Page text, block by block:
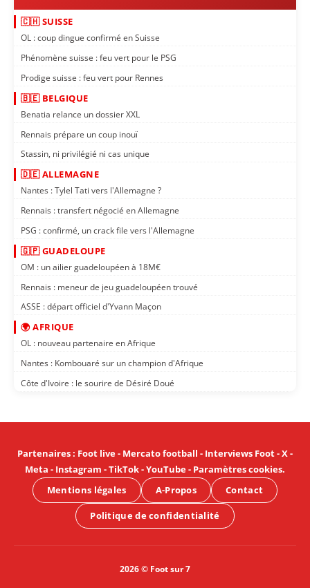
🇨🇭 SUISSE
OL : coup dingue confirmé en Suisse
Phénomène suisse : feu vert pour le PSG
Prodige suisse : feu vert pour Rennes
🇧🇪 BELGIQUE
Benatia relance un dossier XXL
Rennais prépare un coup inouï
Stassin, ni privilégié ni cas unique
🇩🇪 ALLEMAGNE
Nantes : Tylel Tati vers l'Allemagne ?
Rennais : transfert négocié en Allemagne
PSG : confirmé, un crack file vers l'Allemagne
🇬🇵 GUADELOUPE
OM : un ailier guadeloupéen à 18M€
Rennais : meneur de jeu guadeloupéen trouvé
ASSE : départ officiel d'Yvann Maçon
🌍 AFRIQUE
OL : nouveau partenaire en Afrique
Nantes : Kombouaré sur un champion d'Afrique
Côte d'Ivoire : le sourire de Désiré Doué
Partenaires: Foot live- Mercato football - Interviews Foot-X-
Meta - Instagram -TikTok-YouTube- Paramètres cookies.
Mentions légales
A-Propos Contact
Politique de confidentialité
2026 © Foot sur 7